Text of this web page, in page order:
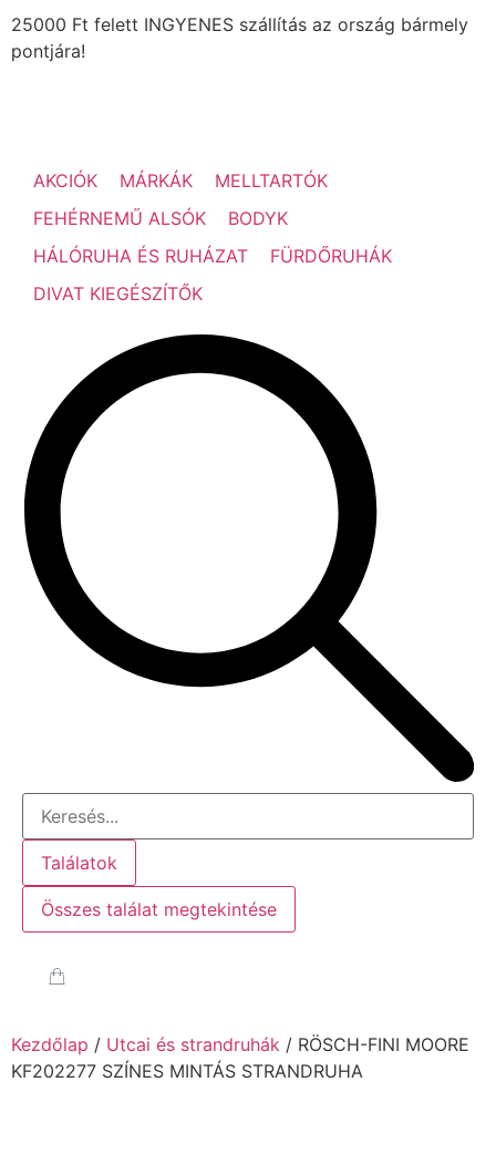
25000 Ft felett INGYENES szállítás az ország bármely
pontjára!
AKCIÓK MÁRKÁK
MELLTARTÓK
FEHÉRNEMŰ ALSÓK
BODYK
HÁLÓRUHA ÉS RUHÁZAT
FÜRDŐRUHÁK
DIVAT KIEGÉSZÍTŐK
Találatok
Összes találat megtekintése
Kezdőlap / Utcai és strandruhák / RÖSCH-FINI MOORE
KF202277 SZÍNES MINTÁS STRANDRUHA